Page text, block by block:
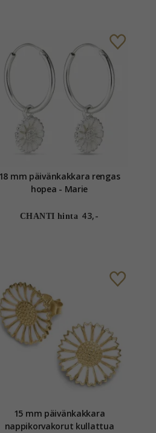
18 mm päivänkakkara rengas
hopea - Marie
CHANTI hinta 43,-
15 mm päivänkakkara
nappikorvakorut kullattua